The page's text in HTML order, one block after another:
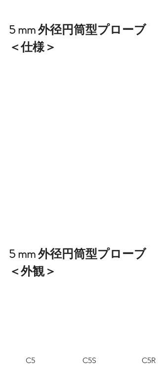
5 mm 外径円筒型プローブ
＜仕様＞
5 mm 外径円筒型プローブ
＜外観＞
C5 C5S C5R